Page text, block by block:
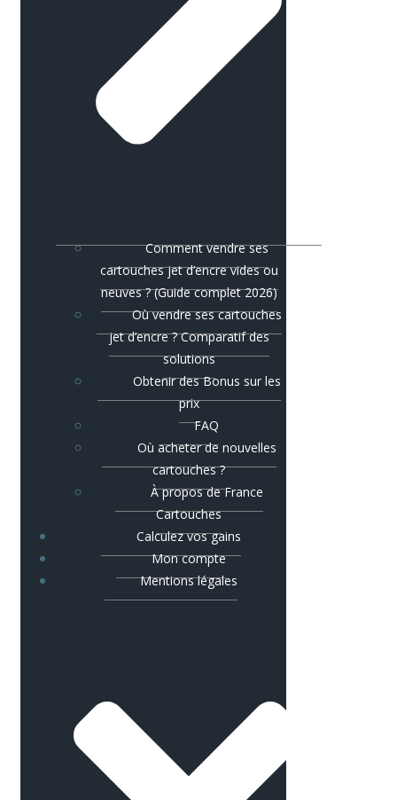
Comment vendre ses
cartouches jet d’encre vides ou
neuves ? (Guide complet 2026)
Où vendre ses cartouches
jet d’encre ? Comparatif des
solutions
Obtenir des Bonus sur les
prix
FAQ
Où acheter de nouvelles
cartouches ?
À propos de France
Cartouches
Calculez vos gains
Mon compte
Mentions légales